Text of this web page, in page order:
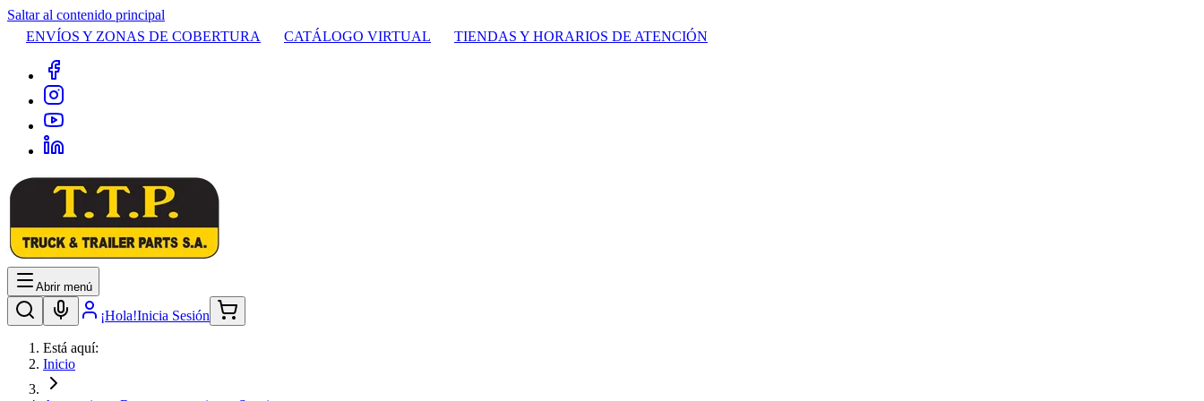
Saltar al contenido principal
ENVÍOS Y ZONAS DE COBERTURA
CATÁLOGO VIRTUAL TIENDAS Y HORARIOS DE ATENCIÓN
Abrir menú
¡Hola!Inicia Sesión
Está aquí:
Inicio